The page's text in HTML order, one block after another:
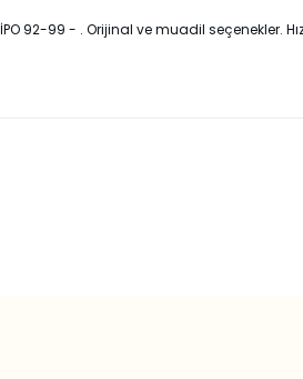
TİPO 92-99 - . Orijinal ve muadil seçenekler.